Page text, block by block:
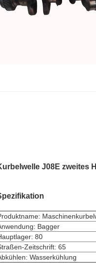
J08E zweites
Bagger
80
Zeitschrift: 65
Wasserkühlung